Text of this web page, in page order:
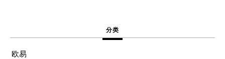
分类
欧易